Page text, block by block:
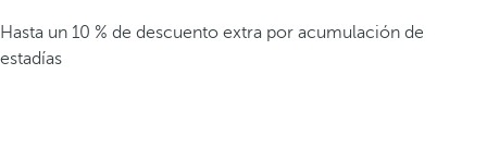
Hasta un 10 % de descuento extra por acumulación de
estadías